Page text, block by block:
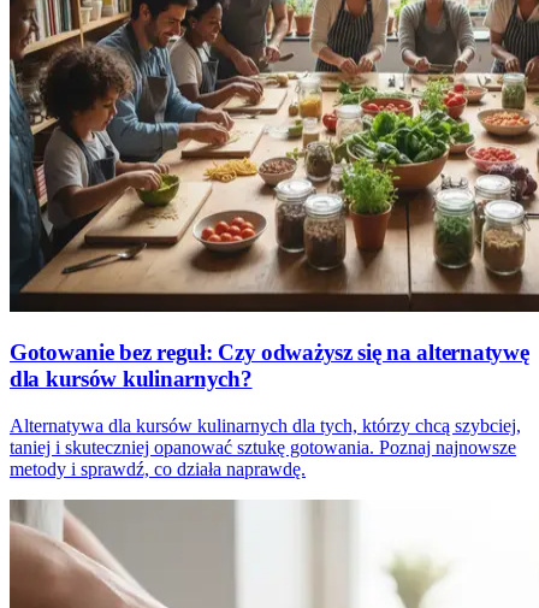
Gotowanie bez reguł: Czy odważysz się na alternatywę
dla kursów kulinarnych?
Alternatywa dla kursów kulinarnych dla tych, którzy chcą szybciej,
taniej i skuteczniej opanować sztukę gotowania. Poznaj najnowsze
metody i sprawdź, co działa naprawdę.